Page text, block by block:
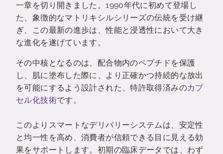
一章を切り開きました。1990年代に初めて登場し
た、象徴的なマトリキシルシリーズの伝統を受け継
ぎ、この最新の進歩は、性能と浸透性において大き
な進化を遂げています。
その中核となるのは、配合物内のペプチドを保護
し、肌に塗布した際に、より正確かつ持続的な放出
を可能にするよう設計された、特許取得済みのカプ
セル化技術です。
このよりスマートなデリバリーシステムは、安定性
と均一性を高め、消費者が信頼できる目に見える効
果をサポートします。初期の臨床データでは、わず